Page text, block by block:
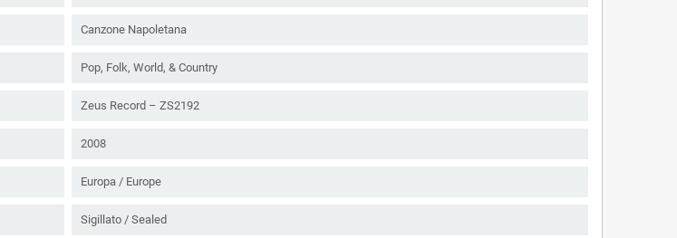
Canzone Napoletana
Pop, Folk, World, & Country
Zeus Record – ZS2192
2008
Europa / Europe
Sigillato / Sealed